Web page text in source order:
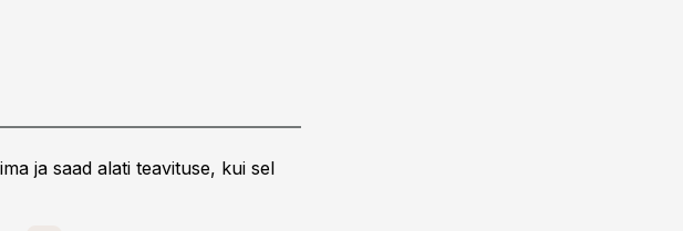
ja saad alati teavituse, kui sel